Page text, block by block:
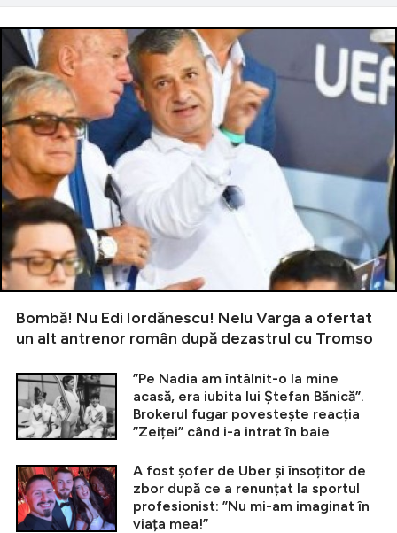
Bombă! Nu Edi Iordănescu! Nelu Varga a ofertat
un alt antrenor român după dezastrul cu Tromso
”Pe Nadia am întâlnit-o la mine
acasă, era iubita lui Ștefan Bănică”.
Brokerul fugar povestește reacția
”Zeiței” când i-a intrat în baie
A fost șofer de Uber și însoțitor de
zbor după ce a renunțat la sportul
profesionist: ”Nu mi-am imaginat în
viața mea!”